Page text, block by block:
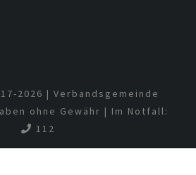
2026 | Verbandsgemeinde
ohne Gewähr | Im Notfall:
112